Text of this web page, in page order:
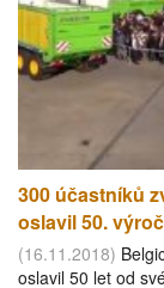
300 účastníků
oslavil 50.
(16.11.2018)
oslavil 50 let od